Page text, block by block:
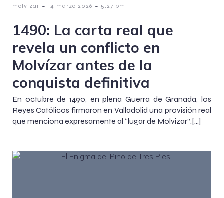
molvizar - 14 marzo 2026 - 5:27 pm
1490: La carta real que
revela un conflicto en
Molvízar antes de la
conquista definitiva
En octubre de 1490, en plena Guerra de Granada, los
Reyes Católicos firmaron en Valladolid una provisión real
que menciona expresamente al “lugar de Molvizar”.[…]